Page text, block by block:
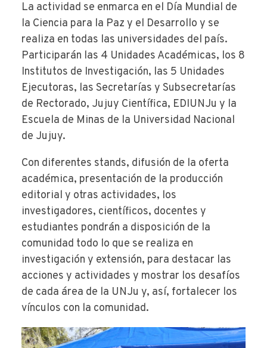
La actividad se enmarca en el Día Mundial de
la Ciencia para la Paz y el Desarrollo y se
realiza en todas las universidades del país.
Participarán las 4 Unidades Académicas, los 8
Institutos de Investigación, las 5 Unidades
Ejecutoras, las Secretarías y Subsecretarías
de Rectorado, Jujuy Científica, EDIUNJu y la
Escuela de Minas de la Universidad Nacional
de Jujuy.
Con diferentes stands, difusión de la oferta
académica, presentación de la producción
editorial y otras actividades, los
investigadores, científicos, docentes y
estudiantes pondrán a disposición de la
comunidad todo lo que se realiza en
investigación y extensión, para destacar las
acciones y actividades y mostrar los desafíos
de cada área de la UNJu y, así, fortalecer los
vínculos con la comunidad.